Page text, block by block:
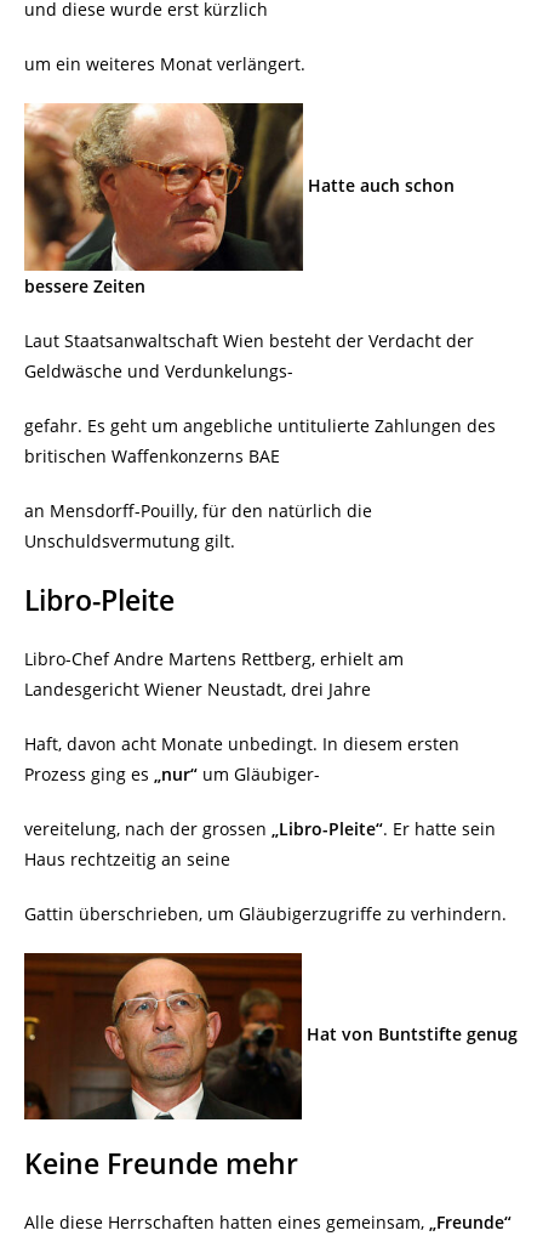
und diese wurde erst kürzlich
um ein weiteres Monat verlängert.
Hatte auch schon
bessere Zeiten
Laut Staatsanwaltschaft Wien besteht der Verdacht der
Geldwäsche und Verdunkelungs-
gefahr. Es geht um angebliche untitulierte Zahlungen des
britischen Waffenkonzerns BAE
an Mensdorff-Pouilly, für den natürlich die
Unschuldsvermutung gilt.
Libro-Pleite
Libro-Chef Andre Martens Rettberg, erhielt am
Landesgericht Wiener Neustadt, drei Jahre
Haft, davon acht Monate unbedingt. In diesem ersten
Prozess ging es „nur“ um Gläubiger-
vereitelung, nach der grossen „Libro-Pleite“. Er hatte sein
Haus rechtzeitig an seine
Gattin überschrieben, um Gläubigerzugriffe zu verhindern.
Hat von Buntstifte genug
Keine Freunde mehr
Alle diese Herrschaften hatten eines gemeinsam, „Freunde“